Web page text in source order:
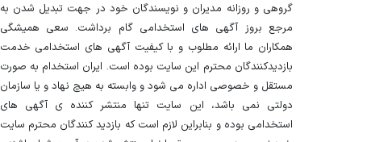
گروهی و روزانه مدیران و نویسندگان خود در جهت تبدیل شدن به
مرجع بروز آگهی های استخدامی گام برداشت. سعی همیشگی
همکاران ما ارائه مطلوب و با کیفیت آگهی های استخدامی خدمت
بازدیدکنندگان محترم این سایت بوده است. ایران استخدام به صورت
مستقل و خصوصی اداره می شود و وابسته به هیچ نهاد و یا سازمان
دولتی نمی باشد، این سایت تنها منتشر کننده ی آگهی های
استخدامی بوده و بنابراین لازم است که بازدید کنندگان محترم سایت